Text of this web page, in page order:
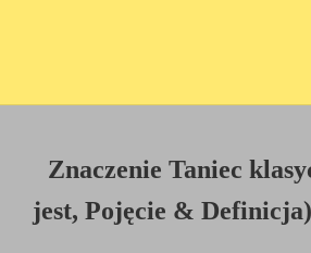
Znaczenie Taniec
jest, Pojęcie &